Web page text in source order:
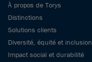
À propos de Torys
Distinctions
Solutions clients
Diversité, équité et inclusion
Impact social et durabilité